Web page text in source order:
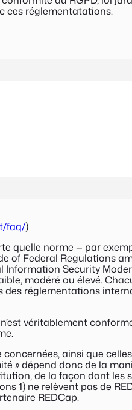
ces réglementatations.
faq/)
quelle norme — par
of Federal Regulations
Information Security
modéré ou élevé.
des réglementations
véritablement
ainsi que
» dépend donc de la
de la façon dont les
1) ne relèvent pas de
REDCap.